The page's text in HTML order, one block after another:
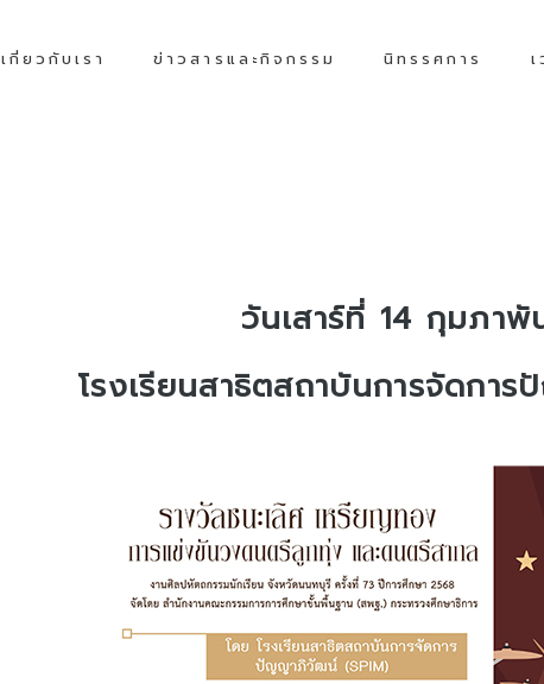
เกี่ยวกับเรา ข่าวสารและกิจกรรม นิทรรศการ
วันเสาร์ที่ 14 กุมภา
โรงเรียนสาธิตสถาบันการจัดก